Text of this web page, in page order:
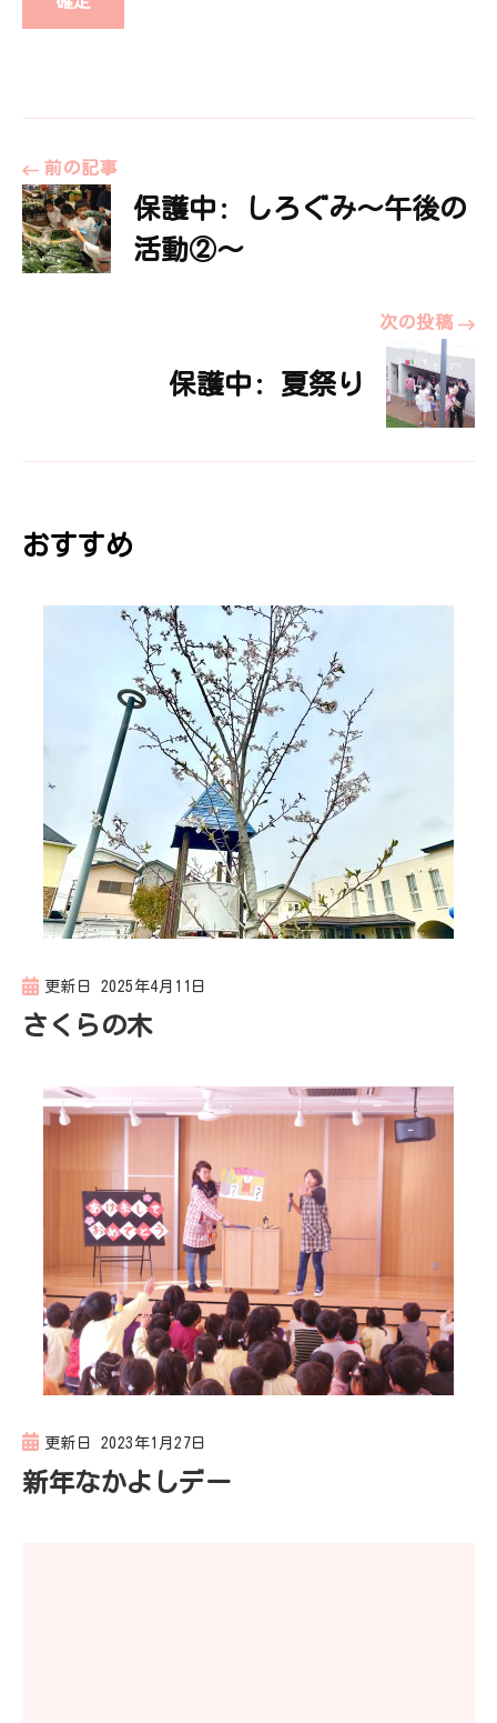
投
稿
ゲ
ー
シ
前の記事
保護中: しろぐみ～午後の
活動②～
次の投稿
保護中: 夏祭り
おすすめ
更新日 2025年4月11日
さくらの木
更新日 2023年1月27日
新年なかよしデー